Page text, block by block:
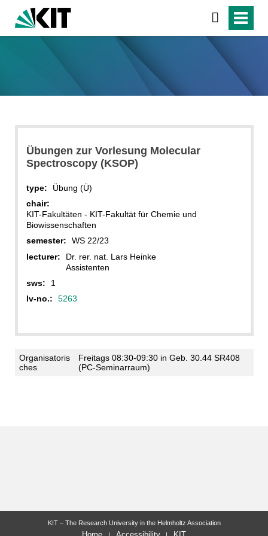
Übungen zur Vorlesung Molecular
Spectroscopy (KSOP)
type:
Übung (Ü)
chair:
KIT-Fakultäten - KIT-Fakultät für Chemie und
Biowissenschaften
semester:
WS 22/23
lecturer:
Dr. rer. nat. Lars Heinke
Assistenten
sws:
1
lv-no.:
5263
Organisatoris
ches
Freitags 08:30-09:30 in Geb. 30.44 SR408
(PC-Seminarraum)
KIT – The Research University in the Helmholtz Association